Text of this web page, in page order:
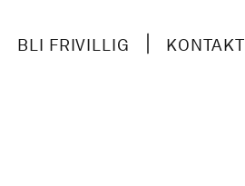
BLI FRIVILLIG KONTAKT